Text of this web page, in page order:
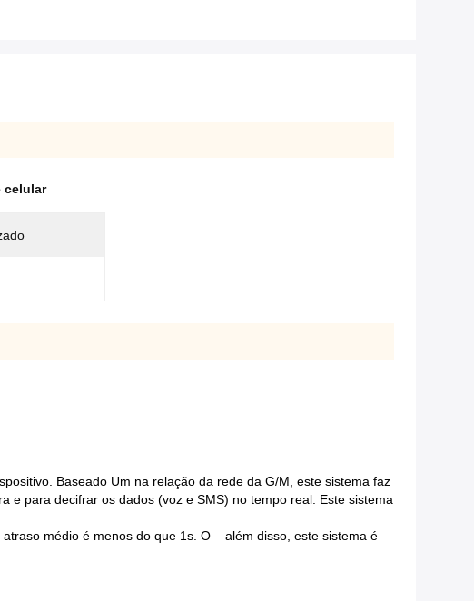
celular
Baseado Um na relação da rede da G/M, este sistema faz
e para decifrar os dados (voz e SMS) no tempo real. Este sistema
atraso médio é menos do que 1s. O além disso, este sistema é